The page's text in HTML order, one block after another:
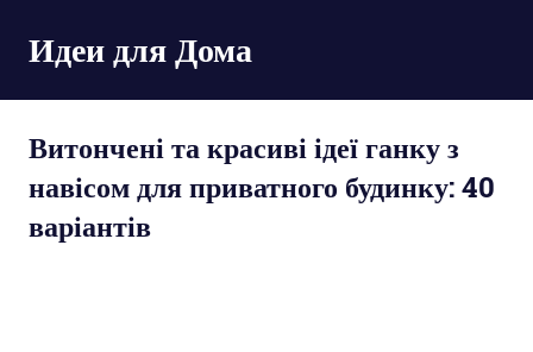
перейти
к
содержимому
Идеи для Дома
Витончені та красиві ідеї ганку з
навісом для приватного будинку: 40
варіантів